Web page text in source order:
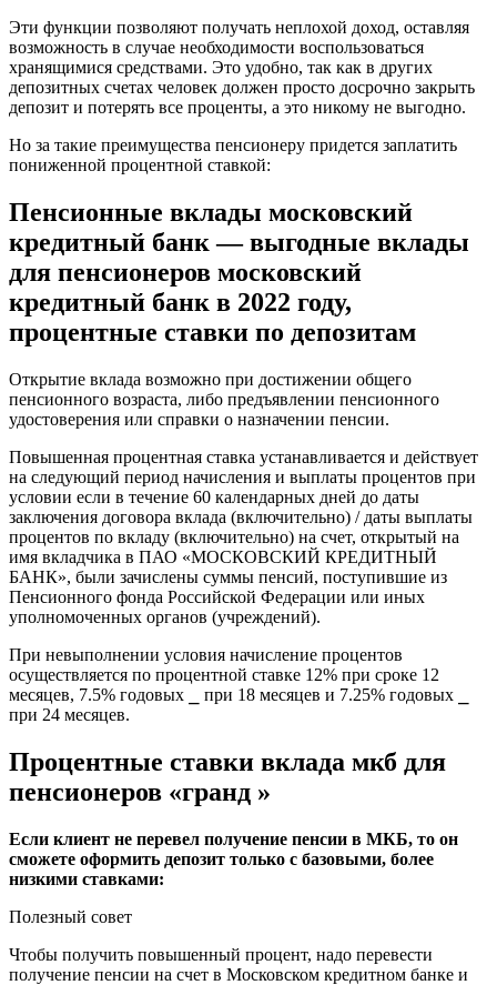
Эти функции позволяют получать неплохой доход, оставляя
возможность в случае необходимости воспользоваться
хранящимися средствами. Это удобно, так как в других
депозитных счетах человек должен просто досрочно закрыть
депозит и потерять все проценты, а это никому не выгодно.
Но за такие преимущества пенсионеру придется заплатить
пониженной процентной ставкой:
Пенсионные вклады московский
кредитный банк — выгодные вклады
для пенсионеров московский
кредитный банк в 2022 году,
процентные ставки по депозитам
Открытие вклада возможно при достижении общего
пенсионного возраста, либо предъявлении пенсионного
удостоверения или справки о назначении пенсии.
Повышенная процентная ставка устанавливается и действует
на следующий период начисления и выплаты процентов при
условии если в течение 60 календарных дней до даты
заключения договора вклада (включительно) / даты выплаты
процентов по вкладу (включительно) на счет, открытый на
имя вкладчика в ПАО «МОСКОВСКИЙ КРЕДИТНЫЙ
БАНК», были зачислены суммы пенсий, поступившие из
Пенсионного фонда Российской Федерации или иных
уполномоченных органов (учреждений).
При невыполнении условия начисление процентов
осуществляется по процентной ставке 12% при сроке 12
месяцев, 7.5% годовых ⎯ при 18 месяцев и 7.25% годовых ⎯
при 24 месяцев.
Процентные ставки вклада мкб для
пенсионеров «гранд »
Если клиент не перевел получение пенсии в МКБ, то он
сможете оформить депозит только с базовыми, более
низкими ставками:
Полезный совет
Чтобы получить повышенный процент, надо перевести
получение пенсии на счет в Московском кредитном банке и